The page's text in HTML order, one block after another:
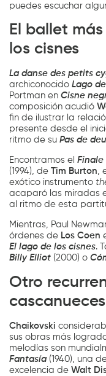
puedes escuchar
El ballet
los cisnes
La danse des petits
archiconocidoLago
Portman enCisne
composición acudió
fin de ilustrar la
presente desde el
ritmo de suPas de
Encontramos elFinale
(1994), deTim Burton,
exótico instrumento
acaparó las miradas
al ritmo de esta
Mientras, Paul
órdenes de Los Coen
El lago de los cisnes.
Billy Elliot (2000) o
Otro
cascanueces
Chaikovski
sus obras más
melodías son
Fantasía (1940), una
excelencia deWalt